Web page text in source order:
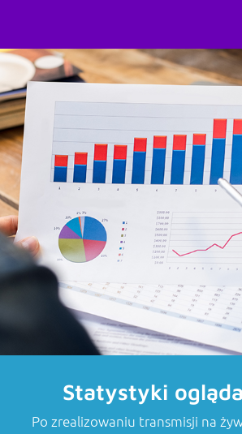
Statystyki
Po zrealizowaniu transmisji na